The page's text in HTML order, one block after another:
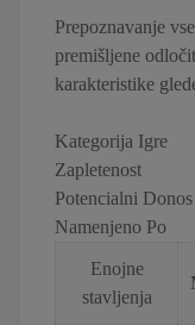
Prepoznavanje
premišljene
karakteristike
Kategorija Igre
Zapletenost
Potencialni Donos
Namenjeno Po
Enojne
stavljenja